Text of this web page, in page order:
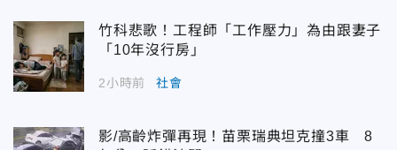
竹科悲歌！工程師「工作壓力」為由跟妻子
「10年沒行房」
2小時前 社會
影/高齡炸彈再現！苗栗瑞典坦克撞3車 8